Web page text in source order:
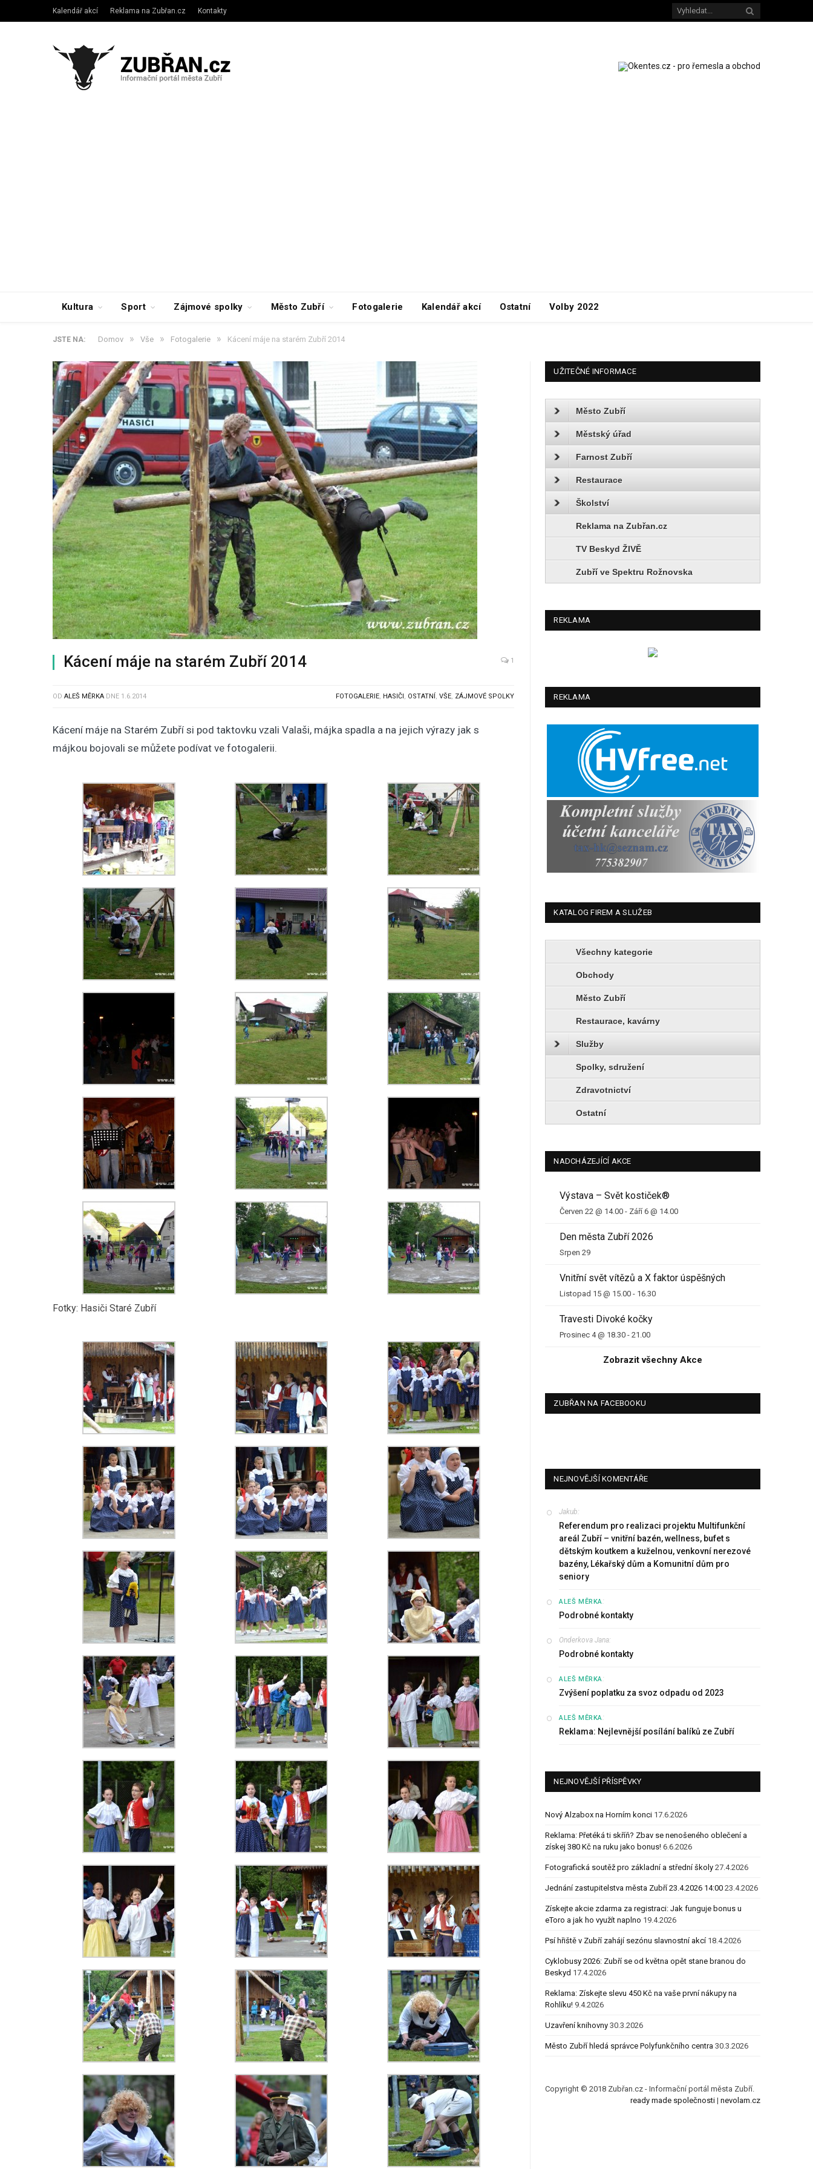
Kalendář akcí Reklama na Zubřan.cz Kontakty
Kultura Sport Zájmové spolky Město Zubří Fotogalerie Kalendář akcí Ostatní Volby 2022
JSTE NA: Domov » Vše » Fotogalerie » Kácení máje na starém Zubří 2014
Kácení máje na starém Zubří 2014 1
OD ALEŠ MĚRKA DNE 1.6.2014 FOTOGALERIE, HASIČI, OSTATNÍ,VŠE, ZÁJMOVÉ SPOLKY
Kácení máje na Starém Zubří si pod taktovku vzali Valaši, májka spadla a na jejich výrazy jak s
májkou bojovali se můžete podívat ve fotogalerii.
Fotky: Hasiči Staré Zubří
UŽITEČNÉ INFORMACE
Město Zubří
Městský úřad
Farnost Zubří
Restaurace
Školství
Reklama na Zubřan.cz
TV Beskyd ŽIVĚ
Zubří ve Spektru Rožnovska
REKLAMA
REKLAMA
KATALOG FIREM A SLUŽEB
Všechny kategorie
Obchody
Město Zubří
Restaurace, kavárny
Služby
Spolky, sdružení
Zdravotnictví
Ostatní
NADCHÁZEJÍCÍ AKCE
Výstava – Svět kostiček®
Červen 22 @ 14.00 - Září 6 @ 14.00
Den města Zubří 2026
Srpen 29
Vnitřní svět vítězů a X faktor úspěšných
Listopad 15 @ 15.00 - 16.30
Travesti Divoké kočky
Prosinec 4 @ 18.30 -21.00
Zobrazit všechny Akce
ZUBŘAN NA FACEBOOKU
NEJNOVĚJŠÍ KOMENTÁŘE
Jakub:
Referendum pro realizaci projektu Multifunkční
areál Zubří – vnitřní bazén, wellness, bufet s
dětským koutkem a kuželnou, venkovní nerezové
bazény, Lékařský dům a Komunitní dům pro
seniory
ALEŠ MĚRKA:
Podrobné kontakty
Onderkova Jana:
Podrobné kontakty
ALEŠ MĚRKA:
Zvýšení poplatku za svoz odpadu od 2023
ALEŠ MĚRKA:
Reklama: Nejlevnější posílání balíků ze Zubří
NEJNOVĚJŠÍ PŘÍSPĚVKY
Nový Alzabox na Horním konci 17.6.2026
Reklama: Přetéká ti skříň? Zbav se nenošeného oblečení a
získej 380 Kč na ruku jako bonus! 6.6.2026
Fotografická soutěž pro základní a střední školy 27.4.2026
Jednání zastupitelstva města Zubří 23.4.2026 14:00 23.4.2026
Získejte akcie zdarma za registraci: Jak funguje bonus u
eToro a jak ho využít naplno 19.4.2026
Psí hřiště v Zubří zahájí sezónu slavnostní akcí 18.4.2026
Cyklobusy 2026: Zubří se od května opět stane branou do
Beskyd 17.4.2026
Reklama: Získejte slevu 450 Kč na vaše první nákupy na
Rohlíku! 9.4.2026
Uzavření knihovny 30.3.2026
Město Zubří hledá správce Polyfunkčního centra 30.3.2026
Copyright © 2018 Zubřan.cz - Informační portál města Zubří.
ready made společnosti| nevolam.cz